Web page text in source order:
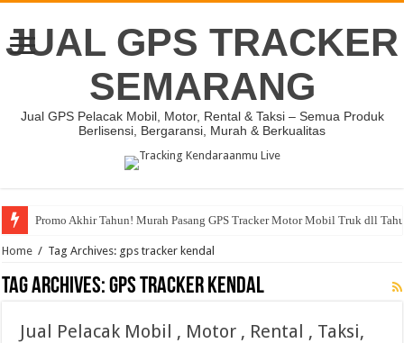
JUAL GPS TRACKER
SEMARANG
Jual GPS Pelacak Mobil, Motor, Rental & Taksi – Semua Produk
Berlisensi, Bergaransi, Murah & Berkualitas
Promo Akhir Tahun! Murah Pasang GPS Tracker Motor Mobil Truk dll
Home / Tag Archives: gps tracker kendal
Tag Archives:gps tracker kendal
Jual Pelacak Mobil , Motor , Rental , Taksi,